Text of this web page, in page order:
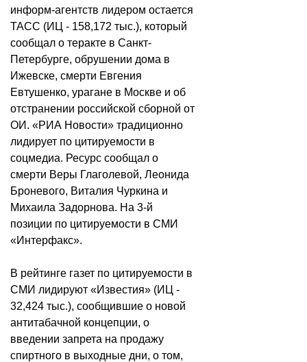
информ-агентств лидером остается
ТАСС (ИЦ - 158,172 тыс.), который
сообщал о теракте в Санкт-
Петербурге, обрушении дома в
Ижевске, смерти Евгения
Евтушенко, урагане в Москве и об
отстранении российской сборной от
ОИ. «РИА Новости» традиционно
лидирует по цитируемости в
соцмедиа. Ресурс сообщал о
смерти Веры Глаголевой, Леонида
Броневого, Виталия Чуркина и
Михаила Задорнова. На 3-й
позиции по цитируемости в СМИ
«Интерфакс».
В рейтинге газет по цитируемости в
СМИ лидируют «Известия» (ИЦ -
32,424 тыс.), сообщившие о новой
антитабачной концепции, о
введении запрета на продажу
спиртного в выходные дни, о том,